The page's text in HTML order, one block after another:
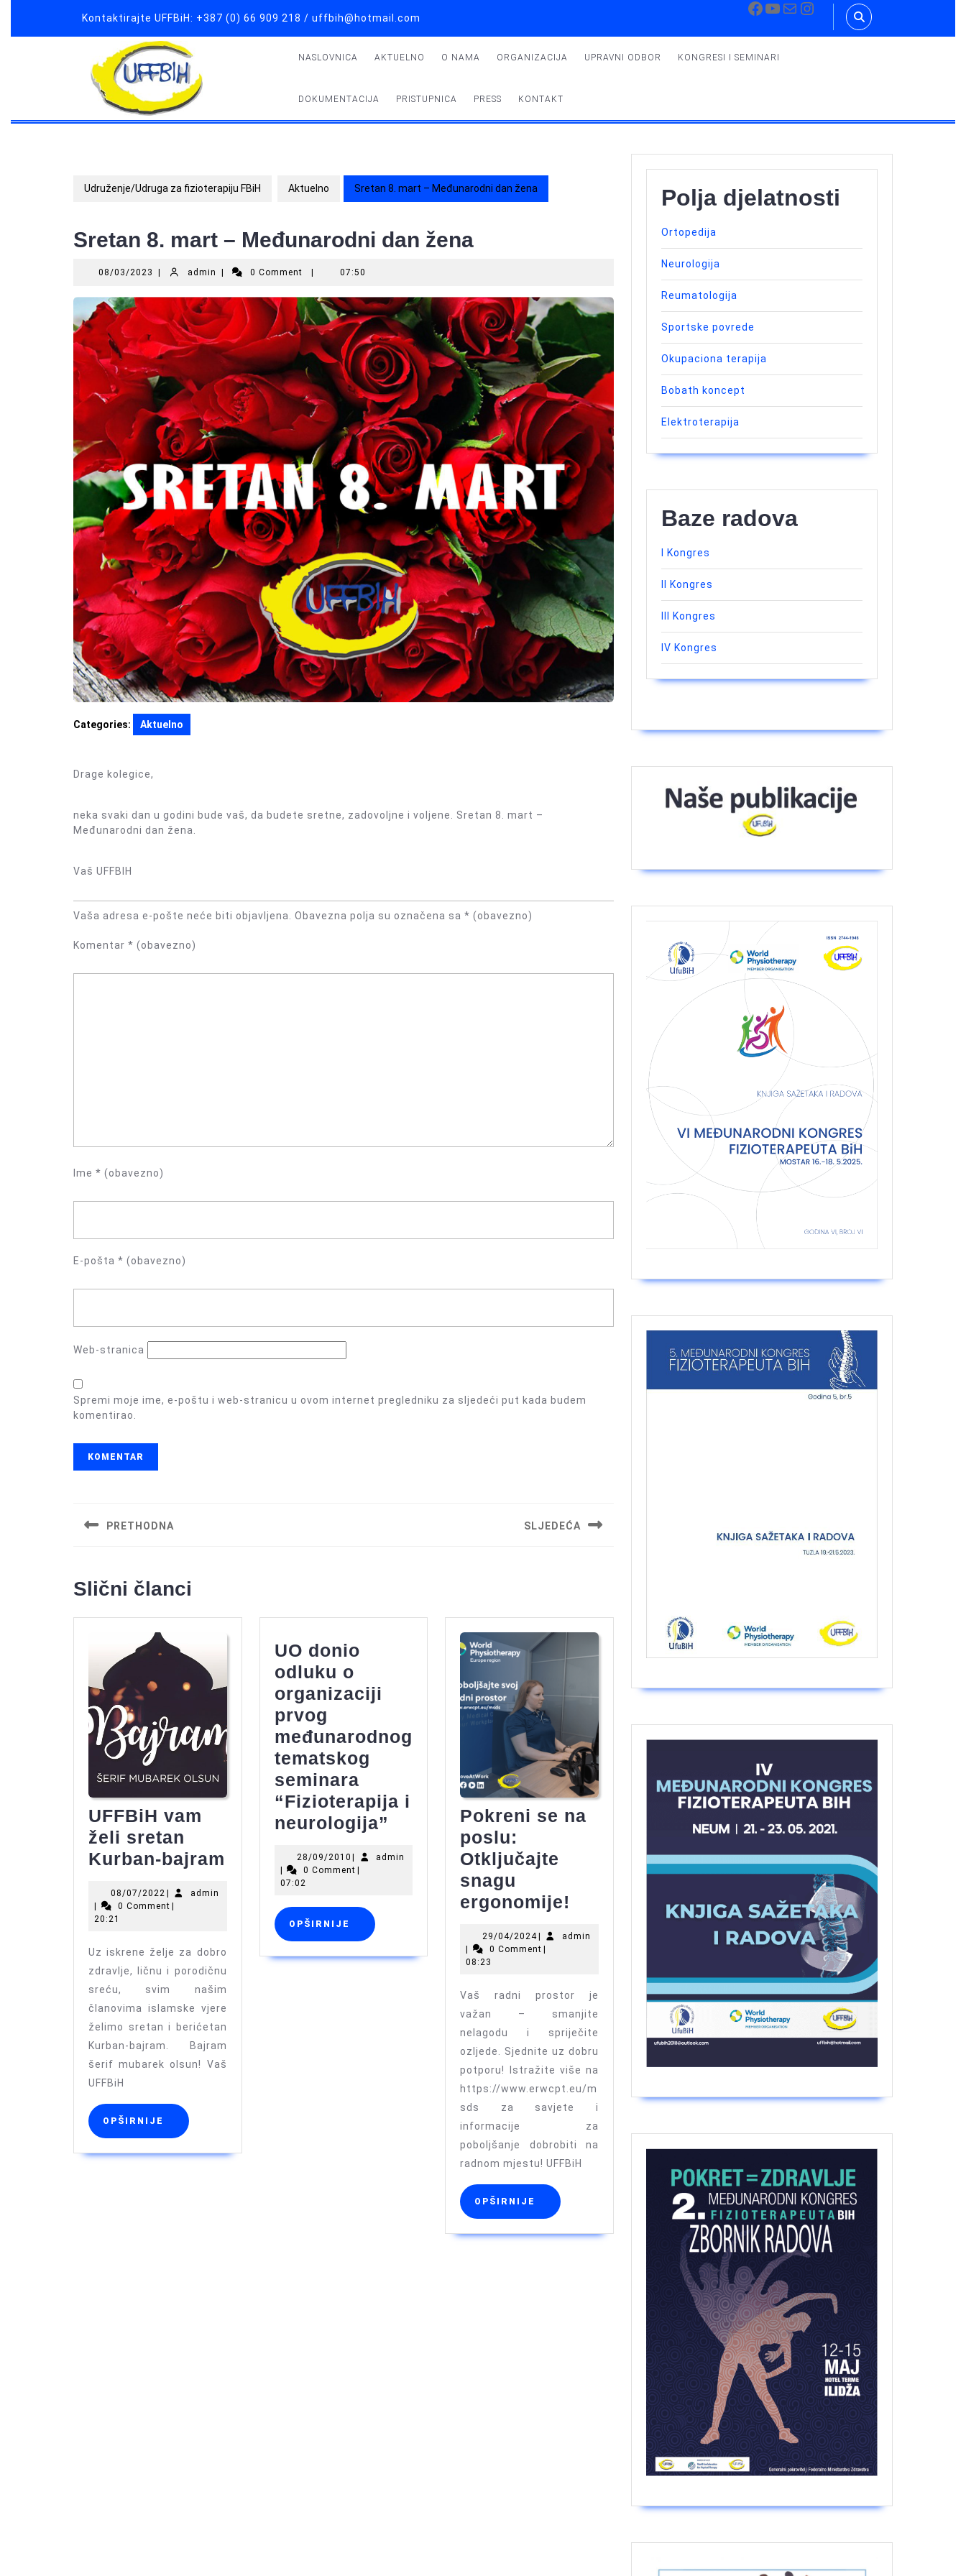
content
Kontaktirajte UFFBiH: +387 (0) 66 909 218 / uffbih@hotmail.com
Facebook
YouTube
MailInstagram
NASLOVNICA AKTUELNO O NAMA ORGANIZACIJA UPRAVNI ODBOR KONGRESI I SEMINARI
DOKUMENTACIJA PRISTUPNICA PRESS KONTAKT
Udruženje/Udruga za fizioterapiju FBiH Aktuelno Sretan 8. mart – Međunarodni dan žena
Sretan 8. mart – Međunarodni dan žena
08/03/2023 08/03/2023
admin admin 0 Comment 07:50
Categories: Aktuelno
Drage kolegice,
neka svaki dan u godini bude vaš, da budete sretne, zadovoljne i voljene. Sretan 8. mart –
Međunarodni dan žena.
Vaš UFFBIH
Vaša adresa e-pošte neće biti objavljena. Obavezna polja su označena sa * (obavezno)
Komentar * (obavezno)
Ime * (obavezno)
E-pošta * (obavezno)
Web-stranica
Spremi moje ime, e-poštu i web-stranicu u ovom internet pregledniku za sljedeći put kada budem
komentirao.
objava
PRETHODNA SLJEDEĆA
Slični članci
UFFBiH vam
želi sretan
Kurban-bajram
sretan
Kurban-
bajram
08/07/2022 08/07/2022
| admin
|
0 Comment |
20:21
Uz iskrene želje za dobro
zdravlje, ličnu i porodičnu
sreću, svim našim
članovima islamske vjere
želimo sretan i berićetan
Kurban-bajram. Bajram
šerif mubarek olsun! Vaš
UFFBiH
OPŠIRNIJE OPŠIRNIJE
UO donio
odluku o
organizaciji
prvog
međunarodnog
tematskog
seminara
“Fizioterapija i
neurologija”
odluku
organizaciji
međunarodnog
seminara
“Fizioterapija
neurologija”
28/09/2010 28/09/2010
| admin
|
0 Comment |
07:02
OPŠIRNIJE OPŠIRNIJE
Pokreni se na
poslu:
Otključajte
snagu
ergonomije!
na
Otključajte
snagu
ergonomije!
29/04/202429/04/2024
| admin
|
0 Comment |
08:23
Vaš radni prostor je
važan – smanjite
nelagodu i spriječite
ozljede. Sjednite uz dobru
potporu! Istražite više na
https://www.erwcpt.eu/m
sds za savjete i
informacije za
poboljšanje dobrobiti na
radnom mjestu! UFFBiH
OPŠIRNIJE OPŠIRNIJE
Polja djelatnosti
Ortopedija
Neurologija
Reumatologija
Sportske povrede
Okupaciona terapija
Bobath koncept
Elektroterapija
Baze radova
I Kongres
II Kongres
III Kongres
IV Kongres